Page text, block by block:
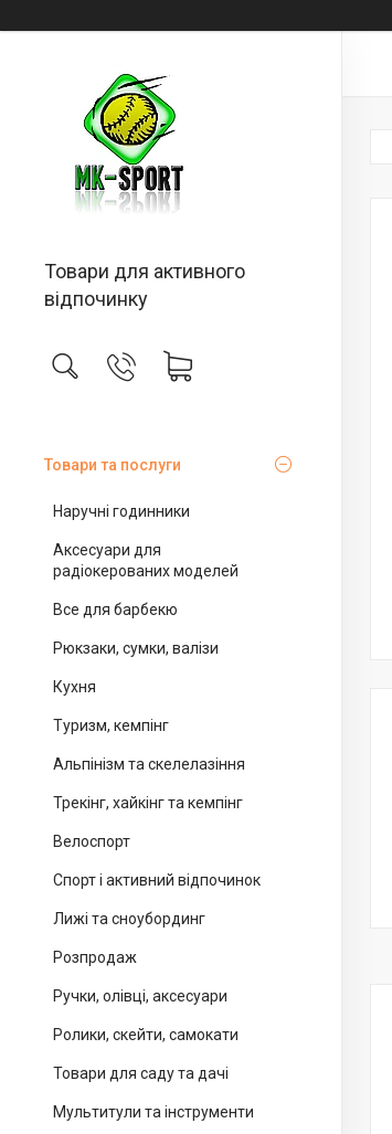
Товари для активного
відпочинку
Товари та послуги
Наручні годинники
Аксесуари для
радіокерованих моделей
Все для барбекю
Рюкзаки, сумки, валізи
Кухня
Туризм, кемпінг
Альпінізм та скелелазіння
Трекінг, хайкінг та кемпінг
Велоспорт
Спорт і активний відпочинок
Лижі та сноубординг
Розпродаж
Ручки, олівці, аксесуари
Ролики, скейти, самокати
Товари для саду та дачі
Мультитули та інструменти